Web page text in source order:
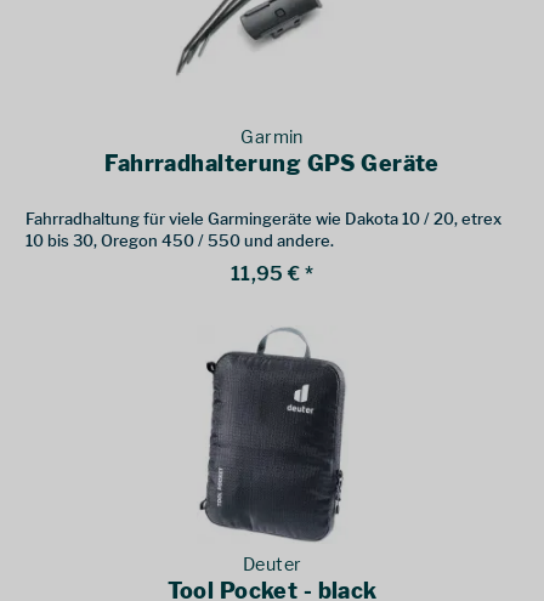
Garmin
Fahrradhalterung GPS Geräte
Fahrradhaltung für viele Garmingeräte wie Dakota 10 / 20, etrex
10 bis 30, Oregon 450 / 550 und andere.
11,95 € *
Deuter
Tool Pocket - black